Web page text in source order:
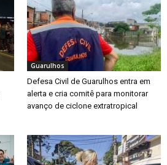
Guarulhos
Defesa Civil de Guarulhos entra em
alerta e cria comitê para monitorar
avanço de ciclone extratropical